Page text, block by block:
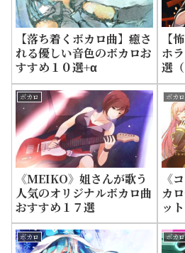
【落ち着くボカロ曲】癒さ
れる優しい音色のボカロお
すすめ１０選+α
【
ホ
選
ボカロ
《MEIKO》姐さんが歌う
人気のオリジナルボカロ曲
おすすめ１７選
ボカロ
《
カ
ッ
ト]
ボカロ ボカロ